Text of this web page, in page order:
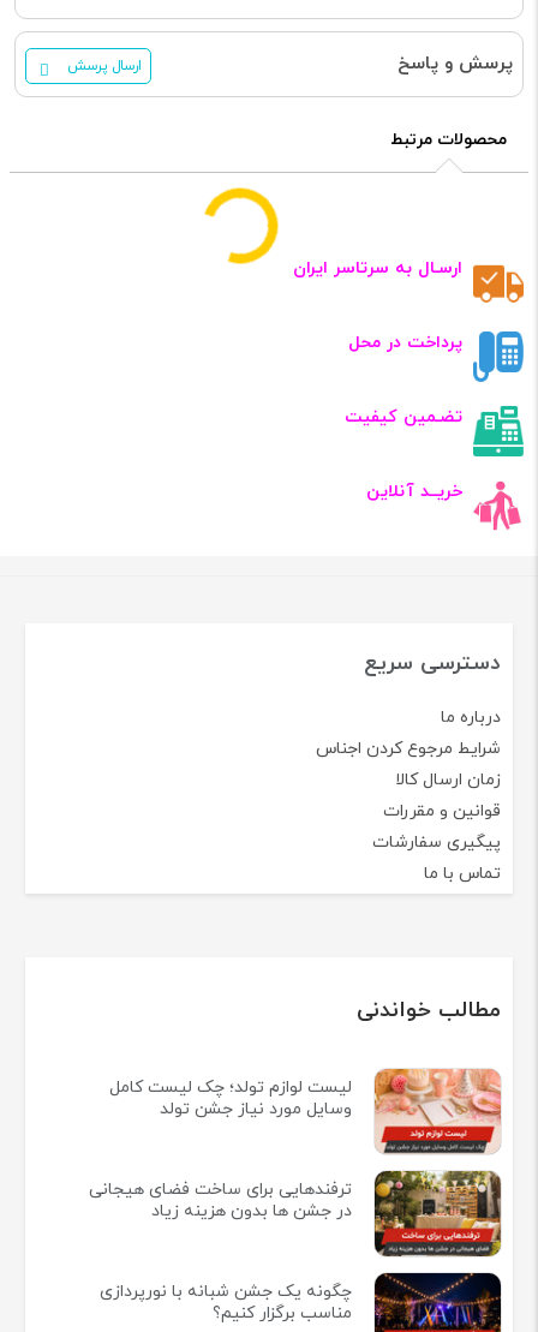
پرسش و پاسخ ارسال پرسش
محصولات مرتبط
ارسـال به سرتاسر ایران
پرداخت در محل
تضـمین کیفیت
خریــد آنلاین
دسترسی سریع
درباره ما
شرایط مرجوع کردن اجناس
زمان ارسال کالا
قوانین و مقررات
پیگیری سفارشات
تماس با ما
مطالب خواندنی
لیست لوازم تولد؛ چک لیست کامل
وسایل مورد نیاز جشن تولد
ترفندهایی برای ساخت فضای هیجانی
در جشن ها بدون هزینه زیاد
چگونه یک جشن شبانه با نورپردازی
مناسب برگزار کنیم؟